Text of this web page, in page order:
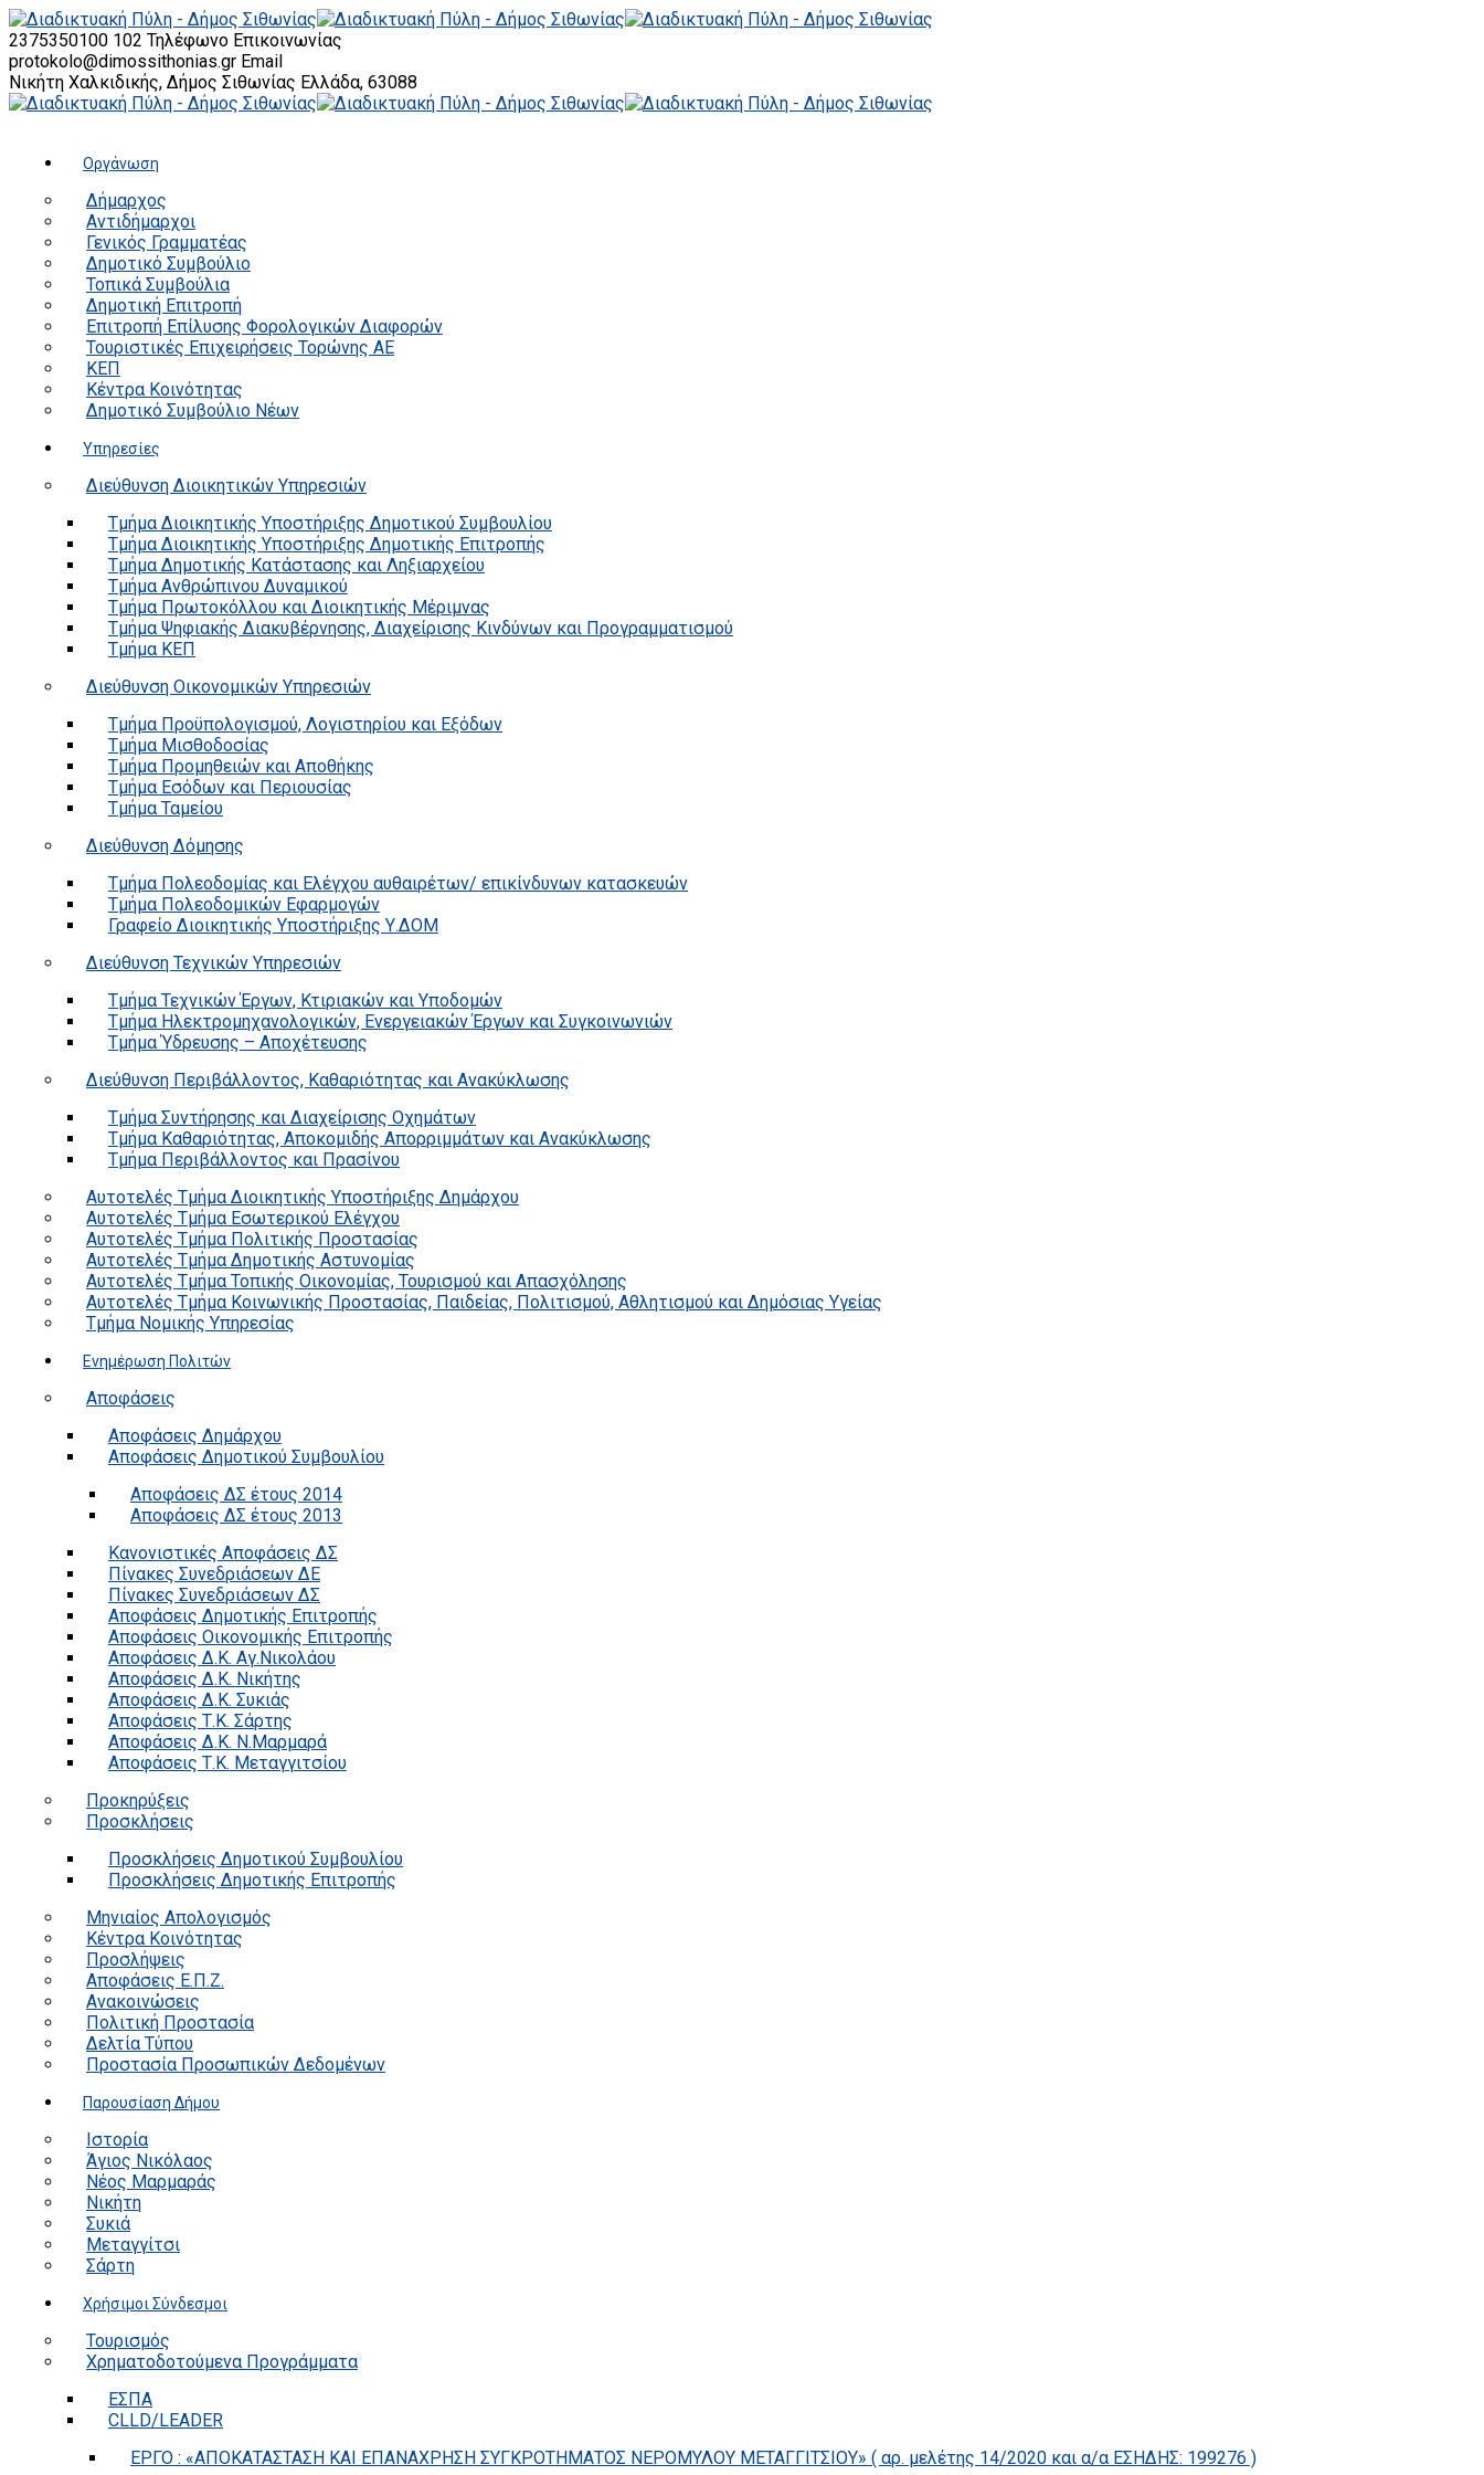
2375350100 102 Τηλέφωνο Επικοινωνίας
protokolo@dimossithonias.gr Email
Νικήτη Χαλκιδικής, Δήμος Σιθωνίας Ελλάδα, 63088
Οργάνωση
Δήμαρχος
Αντιδήμαρχοι
Γενικός Γραμματέας
Δημοτικό Συμβούλιο
Τοπικά Συμβούλια
Δημοτική Επιτροπή
Επιτροπή Επίλυσης Φορολογικών Διαφορών
Τουριστικές Επιχειρήσεις Τορώνης ΑΕ
ΚΕΠ
Κέντρα Κοινότητας
Δημοτικό Συμβούλιο Νέων
Υπηρεσίες
Διεύθυνση Διοικητικών Υπηρεσιών
Τμήμα Διοικητικής Υποστήριξης Δημοτικού Συμβουλίου
Τμήμα Διοικητικής Υποστήριξης Δημοτικής Επιτροπής
Τμήμα Δημοτικής Κατάστασης και Ληξιαρχείου
Τμήμα Ανθρώπινου Δυναμικού
Τμήμα Πρωτοκόλλου και Διοικητικής Μέριμνας
Τμήμα Ψηφιακής Διακυβέρνησης, Διαχείρισης Κινδύνων και Προγραμματισμού
Τμήμα ΚΕΠ
Διεύθυνση Οικονομικών Υπηρεσιών
Τμήμα Προϋπολογισμού, Λογιστηρίου και Εξόδων
Τμήμα Μισθοδοσίας
Τμήμα Προμηθειών και Αποθήκης
Τμήμα Εσόδων και Περιουσίας
Τμήμα Ταμείου
Διεύθυνση Δόμησης
Τμήμα Πολεοδομίας και Ελέγχου αυθαιρέτων/ επικίνδυνων κατασκευών
Τμήμα Πολεοδομικών Εφαρμογών
Γραφείο Διοικητικής Υποστήριξης Υ.ΔΟΜ
Διεύθυνση Τεχνικών Υπηρεσιών
Τμήμα Τεχνικών Έργων, Κτιριακών και Υποδομών
Τμήμα Ηλεκτρομηχανολογικών, Ενεργειακών Έργων και Συγκοινωνιών
Τμήμα Ύδρευσης – Αποχέτευσης
Διεύθυνση Περιβάλλοντος, Καθαριότητας και Ανακύκλωσης
Τμήμα Συντήρησης και Διαχείρισης Οχημάτων
Τμήμα Καθαριότητας, Αποκομιδής Απορριμμάτων και Ανακύκλωσης
Τμήμα Περιβάλλοντος και Πρασίνου
Αυτοτελές Τμήμα Διοικητικής Υποστήριξης Δημάρχου
Αυτοτελές Τμήμα Εσωτερικού Ελέγχου
Αυτοτελές Τμήμα Πολιτικής Προστασίας
Αυτοτελές Τμήμα Δημοτικής Αστυνομίας
Αυτοτελές Τμήμα Τοπικής Οικονομίας, Τουρισμού και Απασχόλησης
Αυτοτελές Τμήμα Κοινωνικής Προστασίας, Παιδείας, Πολιτισμού, Αθλητισμού και Δημόσιας Υγείας
Τμήμα Νομικής Υπηρεσίας
Ενημέρωση Πολιτών
Αποφάσεις
Αποφάσεις Δημάρχου
Αποφάσεις Δημοτικού Συμβουλίου
Αποφάσεις ΔΣ έτους 2014
Αποφάσεις ΔΣ έτους 2013
Κανονιστικές Αποφάσεις ΔΣ
Πίνακες Συνεδριάσεων ΔΕ
Πίνακες Συνεδριάσεων ΔΣ
Αποφάσεις Δημοτικής Επιτροπής
Αποφάσεις Οικονομικής Επιτροπής
Αποφάσεις Δ.Κ. Αγ.Νικολάου
Αποφάσεις Δ.Κ. Νικήτης
Αποφάσεις Δ.Κ. Συκιάς
Αποφάσεις Τ.Κ. Σάρτης
Αποφάσεις Δ.Κ. Ν.Μαρμαρά
Αποφάσεις Τ.Κ. Μεταγγιτσίου
Προκηρύξεις
Προσκλήσεις
Προσκλήσεις Δημοτικού Συμβουλίου
Προσκλήσεις Δημοτικής Επιτροπής
Μηνιαίος Απολογισμός
Κέντρα Κοινότητας
Προσλήψεις
Αποφάσεις Ε.Π.Ζ.
Ανακοινώσεις
Πολιτική Προστασία
Δελτία Τύπου
Προστασία Προσωπικών Δεδομένων
Παρουσίαση Δήμου
Ιστορία
Άγιος Νικόλαος
Νέος Μαρμαράς
Νικήτη
Συκιά
Μεταγγίτσι
Σάρτη
Χρήσιμοι Σύνδεσμοι
Τουρισμός
Χρηματοδοτούμενα Προγράμματα
ΕΣΠΑ
CLLD/LEADER
ΕΡΓΟ : «ΑΠΟΚΑΤΑΣΤΑΣΗ ΚΑΙ ΕΠΑΝΑΧΡΗΣΗ ΣΥΓΚΡΟΤΗΜΑΤΟΣ ΝΕΡΟΜΥΛΟΥ ΜΕΤΑΓΓΙΤΣΙΟΥ» ( αρ. μελέτης 14/2020 και α/α ΕΣΗΔΗΣ: 199276 )